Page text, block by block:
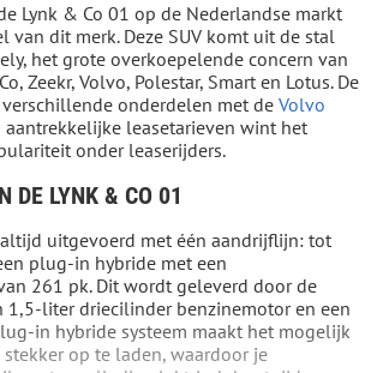
Lynk & Co 01 op de Nederlandse markt
van dit merk. Deze SUV komt uit de stal
het grote overkoepelende concern van
Zeekr, Volvo, Polestar, Smart en Lotus. De
onderdelen met de Volvo
aantrekkelijke leasetarieven wint het
onder leaserijders.
DE LYNK & CO 01
altijd uitgevoerd met één aandrijflijn: tot
plug-in hybride met een
261 pk. Dit wordt geleverd door de
1,5-liter driecilinder benzinemotor en een
in hybride systeem maakt het mogelijk
op te laden, waardoor je